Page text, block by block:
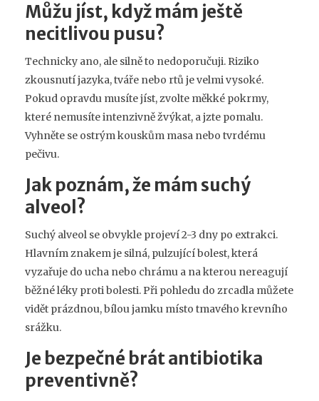
Můžu jíst, když mám ještě
necitlivou pusu?
Technicky ano, ale silně to nedoporučuji. Riziko
zkousnutí jazyka, tváře nebo rtů je velmi vysoké.
Pokud opravdu musíte jíst, zvolte měkké pokrmy,
které nemusíte intenzivně žvýkat, a jzte pomalu.
Vyhněte se ostrým kouskům masa nebo tvrdému
pečivu.
Jak poznám, že mám suchý
alveol?
Suchý alveol se obvykle projeví 2-3 dny po extrakci.
Hlavním znakem je silná, pulzující bolest, která
vyzařuje do ucha nebo chrámu a na kterou nereagují
běžné léky proti bolesti. Při pohledu do zrcadla můžete
vidět prázdnou, bílou jamku místo tmavého krevního
srážku.
Je bezpečné brát antibiotika
preventivně?